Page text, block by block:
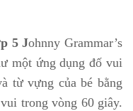
5 Johnny Grammar’s
một ứng dụng đố vui
từ vựng của bé bằng
trong vòng 60 giây.